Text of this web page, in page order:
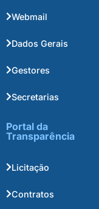
Webmail
Dados Gerais
Gestores
Secretarias
Portal da
Transparência
Licitação
Contratos